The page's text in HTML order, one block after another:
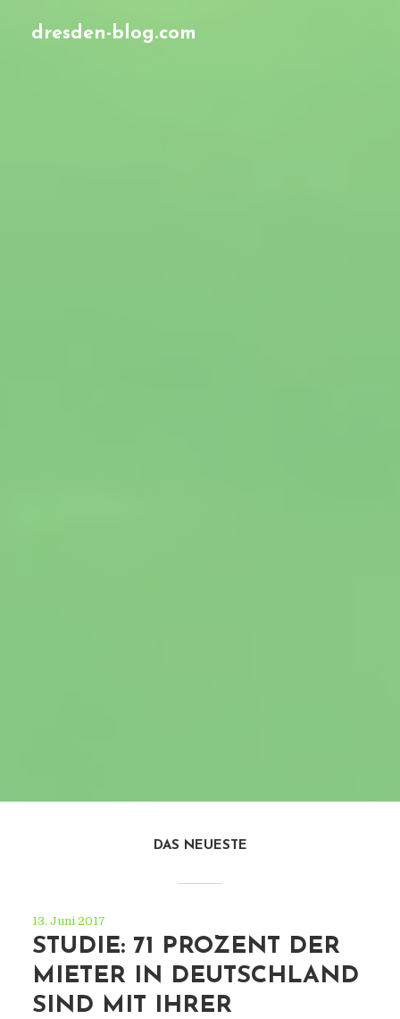
dresden-blog.com
DAS NEUESTE
13. Juni 2017
STUDIE: 71 PROZENT DER
MIETER IN DEUTSCHLAND
SIND MIT IHRER